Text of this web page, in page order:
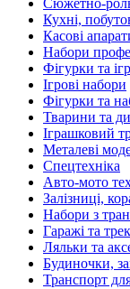
Сюжетно-
Кухні,
Касові
Набори
Фігурки та
Ігрові набори
Фігурки та
Тварини та
Іграшковий
Металеві
Спецтехніка
Авто-мото
Залізниці,
Набори з
Гаражі та
Ляльки та
Будиночки,
Транспорт